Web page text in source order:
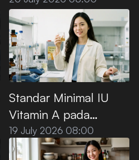
Frying
Standar Minimal IU
Vitamin A pada
Minyak Goreng Sawit
Premium
19 July 2026 08:00